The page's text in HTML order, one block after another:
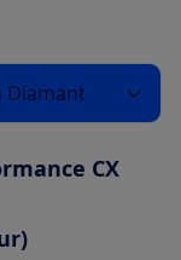
Diamant
CX